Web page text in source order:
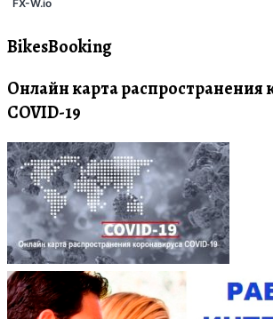
BikesBooking
Онлайн карта распространения
COVID-19